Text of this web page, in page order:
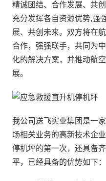
精诚团结、合作发展、共
充分发挥各自资源优势,强
展、共创未来。双方将在
合作，强强联手，共同为
化的解决方案，并推动航
展。
我公司送飞实业集团是一
场相关业务的高新技术企
停机坪的第一次，还具备
平，已经具备的优势如下：